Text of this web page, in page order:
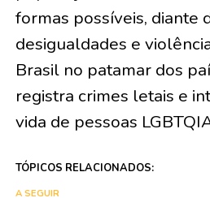
formas possíveis, diante
desigualdades e
Brasil no patamar dos
registra crimes letais e
vida de pessoas
TÓPICOS RELACIONADOS:
A SEGUIR